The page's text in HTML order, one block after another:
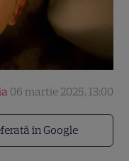
în Google
06 martie 2025, 13:00